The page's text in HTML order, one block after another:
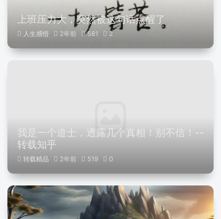
上班压力大，突然被这句话点醒了
人生感悟 2年前 581 2
我是一个道士，透露几个真相！别不信！--
转载知乎
转载精品 2年前 519 0